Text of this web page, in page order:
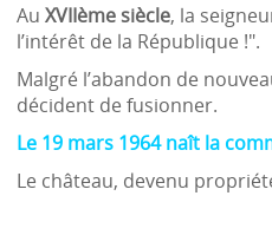
Au XVIIème siècle, la
l’intérêt de la République !".
Malgré l’abandon de
décident de fusionner.
Le 19 mars 1964 naît la
Le château, devenu